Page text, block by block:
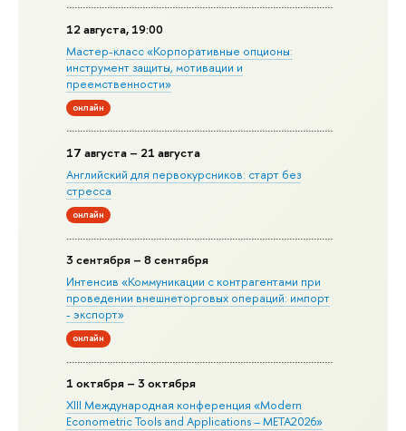
12 августа, 19:00
Мастер-класс «Корпоративные опционы:
инструмент защиты, мотивации и
преемственности»
онлайн
17 августа – 21 августа
Английский для первокурсников: старт без
стресса
онлайн
3 сентября – 8 сентября
Интенсив «Коммуникации с контрагентами при
проведении внешнеторговых операций: импорт
- экспорт»
онлайн
1 октября – 3 октября
XIII Международная конференция «Modern
Econometric Tools and Applications – META2026»